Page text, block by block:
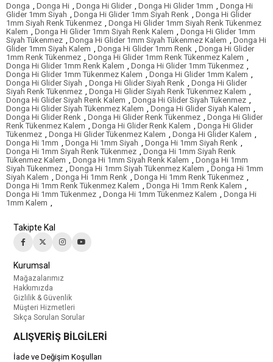
Donga
Donga Hi Donga Hi Glider Donga Hi Glider 1mm
Donga Hi
Glider 1mm Siyah
Donga Hi Glider 1mm Siyah Renk
Donga Hi Glider
1mm Siyah Renk Tükenmez
Donga Hi Glider 1mm Siyah Renk Tükenmez
Kalem
Donga Hi Glider 1mm Siyah Renk Kalem
Donga Hi Glider 1mm
Siyah Tükenmez
Donga Hi Glider 1mm Siyah Tükenmez Kalem
Donga Hi
Glider 1mm Siyah Kalem
Donga Hi Glider 1mm Renk
Donga Hi Glider
1mm Renk Tükenmez
Donga Hi Glider 1mm Renk Tükenmez Kalem
Donga Hi Glider 1mm Renk Kalem
Donga Hi Glider 1mm Tükenmez
Donga Hi Glider 1mm Tükenmez Kalem
Donga Hi Glider 1mm Kalem
Donga Hi Glider Siyah
Donga Hi Glider Siyah Renk
Donga Hi Glider
Siyah Renk Tükenmez
Donga Hi Glider Siyah Renk Tükenmez Kalem
Donga Hi Glider Siyah Renk Kalem
Donga Hi Glider Siyah Tükenmez
Donga Hi Glider Siyah Tükenmez Kalem
Donga Hi Glider Siyah Kalem
Donga Hi Glider Renk
Donga Hi Glider Renk Tükenmez
Donga Hi Glider
Renk Tükenmez Kalem
Donga Hi Glider Renk Kalem
Donga Hi Glider
Tükenmez
Donga Hi Glider Tükenmez Kalem Donga Hi Glider Kalem
Donga Hi 1mm
Donga Hi 1mm Siyah Donga Hi 1mm Siyah Renk
Donga Hi 1mm Siyah Renk Tükenmez
Donga Hi 1mm Siyah Renk
Tükenmez Kalem
Donga Hi 1mm Siyah Renk Kalem
Donga Hi 1mm
Siyah Tükenmez
Donga Hi 1mm Siyah Tükenmez Kalem
Donga Hi 1mm
Siyah Kalem
Donga Hi 1mm Renk Donga Hi 1mm Renk Tükenmez
Donga Hi 1mm Renk Tükenmez Kalem
Donga Hi 1mm Renk Kalem
Donga Hi 1mm Tükenmez
Donga Hi 1mm Tükenmez Kalem
Donga Hi
1mm Kalem
Takipte Kal
Kurumsal
Mağazalarımız
Hakkımızda
Gizlilik & Güvenlik
Müşteri Hizmetleri
Sıkça Sorulan Sorular
ALIŞVERİŞ BİLGİLERİ
İade ve Değişim Koşulları